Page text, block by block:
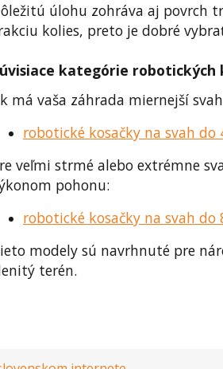
úlohu zohráva aj povrch
kolies, preto je dobré
kategórie robotických
má vaša záhrada miernejší
robotické kosačky na svah do
veľmi strmé alebo extrémne
pohonu:
robotické kosačky na svah do
modely sú navrhnuté pre
terén.